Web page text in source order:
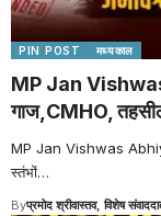
PIN POST मध्यकाल
MP Jan Vishwas
गाज,CMHO,
MP Jan Vishwas
स्तंभों…
Byप्रमोद श्रीवास्तव, विशेष